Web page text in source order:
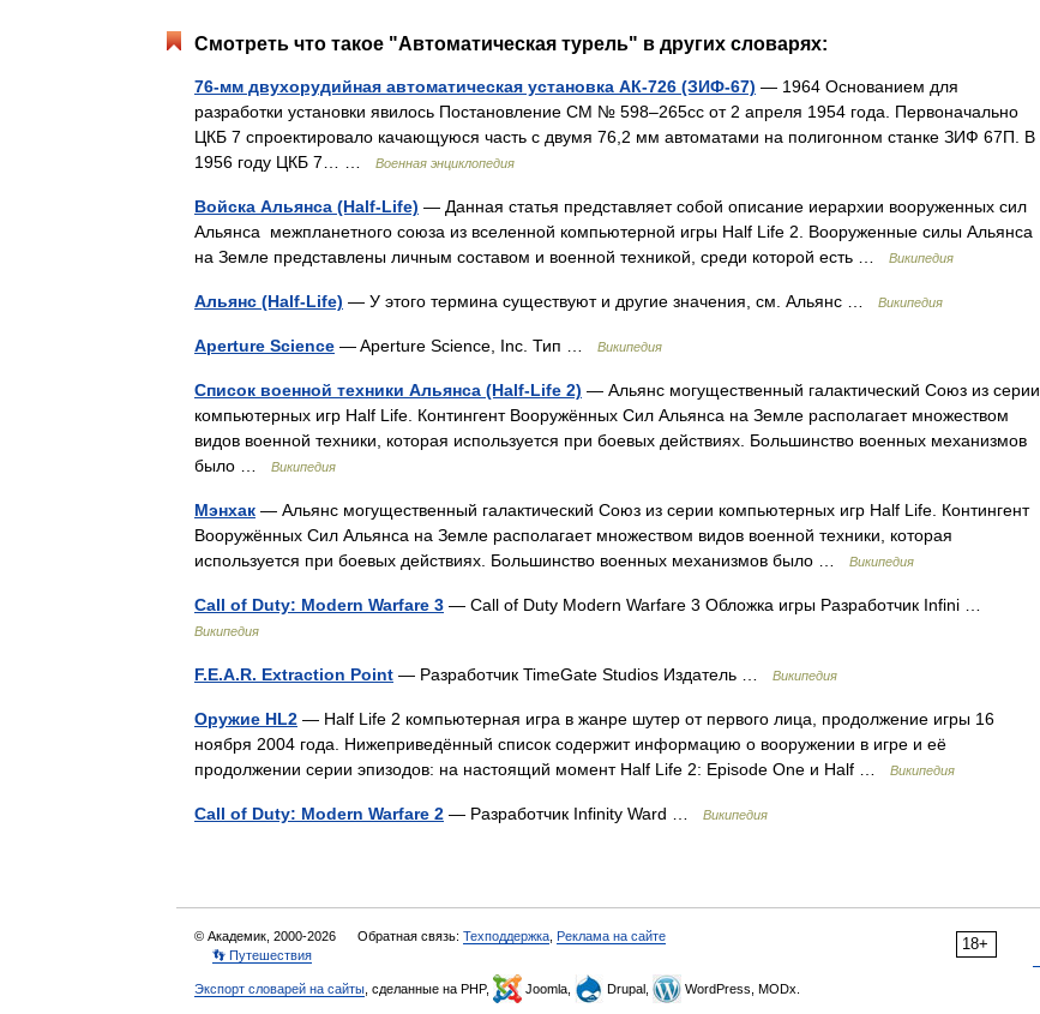
Смотреть что такое "Автоматическая турель" в других словарях:
76-мм двухорудийная автоматическая установка АК-726 (ЗИФ-67) — 1964 Основанием для
разработки установки явилось Постановление СМ № 598–265сс от 2 апреля 1954 года. Первоначально
ЦКБ 7 спроектировало качающуюся часть с двумя 76,2 мм автоматами на полигонном станке ЗИФ 67П. В
1956 году ЦКБ 7… …
Военная энциклопедия
Войска Альянса (Half-Life) — Данная статья представляет собой описание иерархии вооруженных сил
Альянса межпланетного союза из вселенной компьютерной игры Half Life 2. Вооруженные силы Альянса
на Земле представлены личным составом и военной техникой, среди которой есть …
Википедия
Альянс (Half-Life) — У этого термина существуют и другие значения, см. Альянс … Википедия
Aperture Science — Aperture Science, Inc. Тип … Википедия
Список военной техники Альянса (Half-Life 2) — Альянс могущественный галактический Союз из серии
компьютерных игр Half Life. Контингент Вооружённых Сил Альянса на Земле располагает множеством
видов военной техники, которая используется при боевых действиях. Большинство военных механизмов
было …
Википедия
Мэнхак — Альянс могущественный галактический Союз из серии компьютерных игр Half Life. Контингент
Вооружённых Сил Альянса на Земле располагает множеством видов военной техники, которая
используется при боевых действиях. Большинство военных механизмов было …
Википедия
Call of Duty: Modern Warfare 3 — Call of Duty Modern Warfare 3 Обложка игры Разработчик Infini …
Википедия
F.E.A.R. Extraction Point — Разработчик TimeGate Studios Издатель … Википедия
Оружие HL2 — Half Life 2 компьютерная игра в жанре шутер от первого лица, продолжение игры 16
ноября 2004 года. Нижеприведённый список содержит информацию о вооружении в игре и её
продолжении серии эпизодов: на настоящий момент Half Life 2: Episode One и Half …
Википедия
Call of Duty: Modern Warfare 2 — Разработчик Infinity Ward … Википедия
18+
© Академик, 2000-2026 Обратная связь: Техподдержка Реклама на сайте
👣 Путешествия
Экспорт словарей на сайты , сделанные на PHP, Joomla, Drupal, WordPress, MODx.